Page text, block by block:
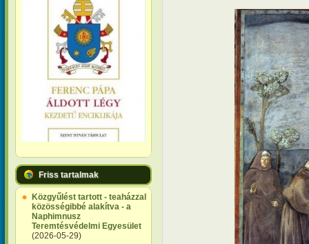
Friss tartalmak
Közgyűlést tartott - teaházzal
közösségibbé alakítva - a
Naphimnusz
Teremtésvédelmi Egyesület
(2026-05-29)